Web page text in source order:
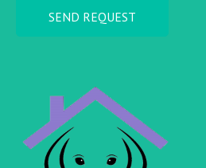
SEND REQUEST